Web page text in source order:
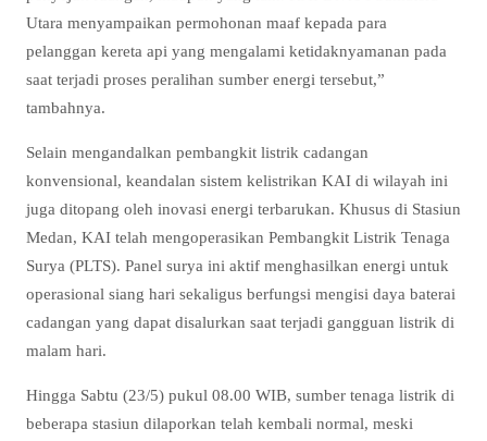
Utara menyampaikan permohonan maaf kepada para
pelanggan kereta api yang mengalami ketidaknyamanan pada
saat terjadi proses peralihan sumber energi tersebut,”
tambahnya.
Selain mengandalkan pembangkit listrik cadangan
konvensional, keandalan sistem kelistrikan KAI di wilayah ini
juga ditopang oleh inovasi energi terbarukan. Khusus di Stasiun
Medan, KAI telah mengoperasikan Pembangkit Listrik Tenaga
Surya (PLTS). Panel surya ini aktif menghasilkan energi untuk
operasional siang hari sekaligus berfungsi mengisi daya baterai
cadangan yang dapat disalurkan saat terjadi gangguan listrik di
malam hari.
Hingga Sabtu (23/5) pukul 08.00 WIB, sumber tenaga listrik di
beberapa stasiun dilaporkan telah kembali normal, meski